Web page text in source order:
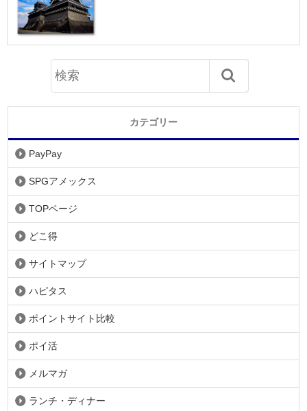
カテゴリー
PayPay
SPGアメックス
TOPページ
どこ得
サイトマップ
ハピタス
ポイントサイト比較
ポイ活
メルマガ
ランチ・ディナー